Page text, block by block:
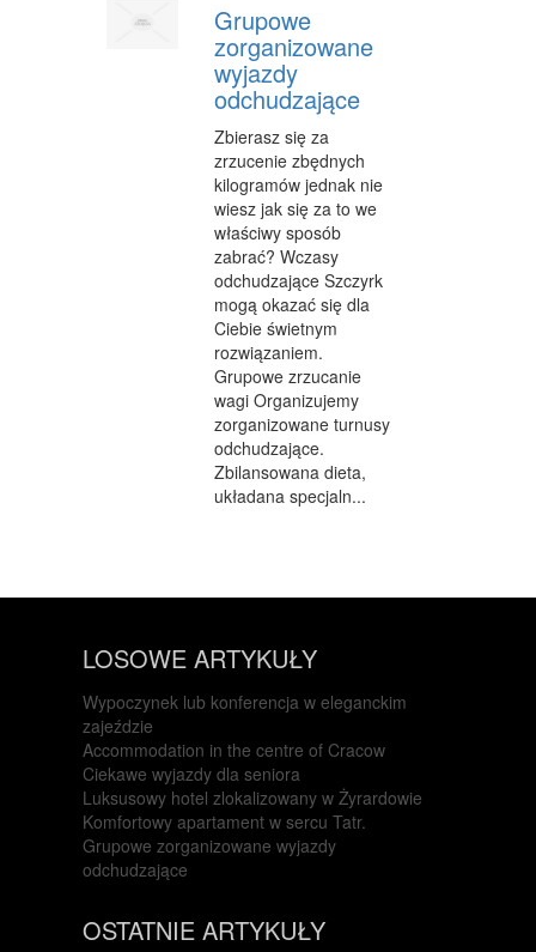
Grupowe
zorganizowane
wyjazdy
odchudzające
Zbierasz się za
zrzucenie zbędnych
kilogramów jednak nie
wiesz jak się za to we
właściwy sposób
zabrać? Wczasy
odchudzające Szczyrk
mogą okazać się dla
Ciebie świetnym
rozwiązaniem.
Grupowe zrzucanie
wagi Organizujemy
zorganizowane turnusy
odchudzające.
Zbilansowana dieta,
układana specjaln...
LOSOWE ARTYKUŁY
Wypoczynek lub konferencja w eleganckim
zajeździe
Accommodation in the centre of Cracow
Ciekawe wyjazdy dla seniora
Luksusowy hotel zlokalizowany w Żyrardowie
Komfortowy apartament w sercu Tatr.
Grupowe zorganizowane wyjazdy
odchudzające
OSTATNIE ARTYKUŁY